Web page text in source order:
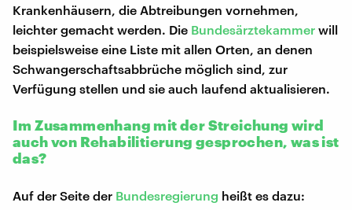
Krankenhäusern, die Abtreibungen vornehmen,
leichter gemacht werden. Die Bundesärztekammer will
beispielsweise eine Liste mit allen Orten, an denen
Schwangerschaftsabbrüche möglich sind, zur
Verfügung stellen und sie auch laufend aktualisieren.
Im Zusammenhang mit der Streichung wird
auch von Rehabilitierung gesprochen, was ist
das?
Auf der Seite der Bundesregierung heißt es dazu: